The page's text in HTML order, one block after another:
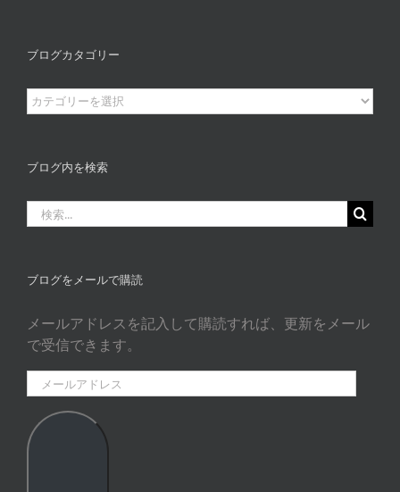
ブログカタゴリー
ブ
ロ
カ
ゴ
リ
ブログ内を検索
索
ブログをメールで購読
メールアドレスを記入して購読すれば、更新をメール
で受信できます。
ー
ル
ア